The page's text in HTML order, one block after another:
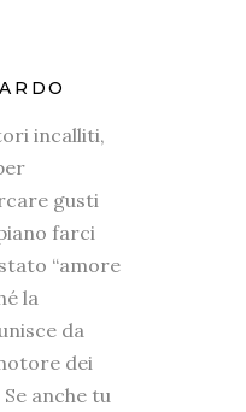
incalliti,
gusti
farci
“amore
la
da
dei
anche tu